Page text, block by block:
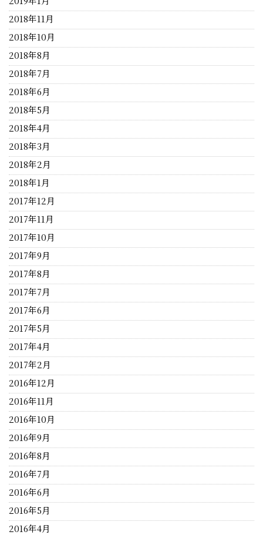
2018年11月
2018年10月
2018年8月
2018年7月
2018年6月
2018年5月
2018年4月
2018年3月
2018年2月
2018年1月
2017年12月
2017年11月
2017年10月
2017年9月
2017年8月
2017年7月
2017年6月
2017年5月
2017年4月
2017年2月
2016年12月
2016年11月
2016年10月
2016年9月
2016年8月
2016年7月
2016年6月
2016年5月
2016年4月